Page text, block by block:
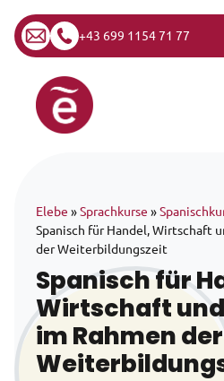
+43 699 1154 71 77
Zum Inhalt springen
Hauptnavigation
Elebe »Sprachkurse »
Spanisch für Handel, Wirtschaft
der Weiterbildungszeit
Spanisch für
Wirtschaft
im Rahmen der